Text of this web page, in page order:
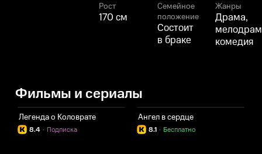
Рост
170 см
Семейное
положение
Состоит
в браке
Жанры
Драма,
комедия
Фильмы и сериалы
Легенда о Коловрате
8.4 Подписка
·
Ангел в сердце
8.1 Бесплатно
·